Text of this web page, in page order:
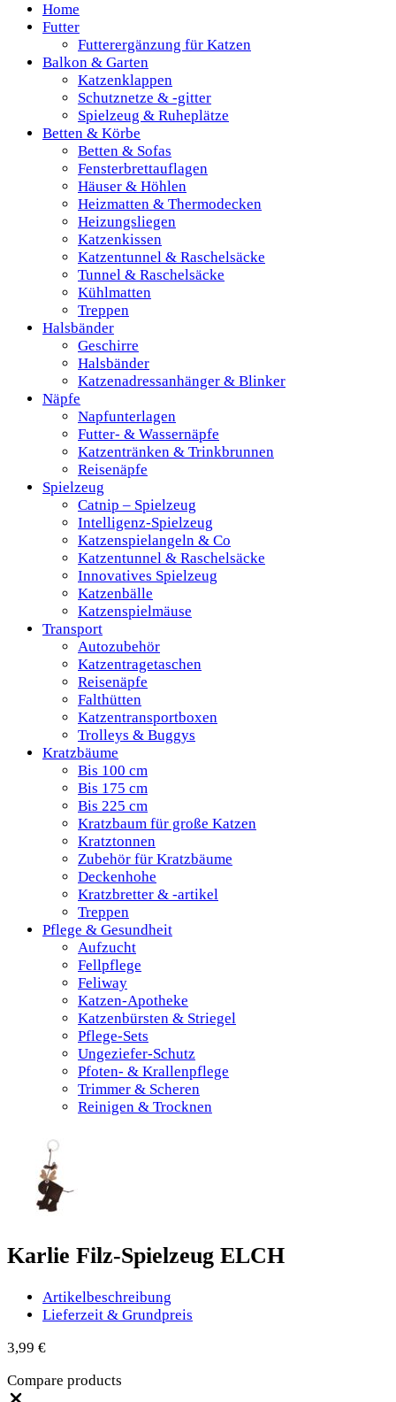
Home
Futter
Futterergänzung für Katzen
Balkon & Garten
Katzenklappen
Schutznetze & -gitter
Spielzeug & Ruheplätze
Betten & Körbe
Betten & Sofas
Fensterbrettauflagen
Häuser & Höhlen
Heizmatten & Thermodecken
Heizungsliegen
Katzenkissen
Katzentunnel & Raschelsäcke
Tunnel & Raschelsäcke
Kühlmatten
Treppen
Halsbänder
Geschirre
Halsbänder
Katzenadressanhänger & Blinker
Näpfe
Napfunterlagen
Futter- & Wassernäpfe
Katzentränken & Trinkbrunnen
Reisenäpfe
Spielzeug
Catnip – Spielzeug
Intelligenz-Spielzeug
Katzenspielangeln & Co
Katzentunnel & Raschelsäcke
Innovatives Spielzeug
Katzenbälle
Katzenspielmäuse
Transport
Autozubehör
Katzentragetaschen
Reisenäpfe
Falthütten
Katzentransportboxen
Trolleys & Buggys
Kratzbäume
Bis 100 cm
Bis 175 cm
Bis 225 cm
Kratzbaum für große Katzen
Kratztonnen
Zubehör für Kratzbäume
Deckenhohe
Kratzbretter & -artikel
Treppen
Pflege & Gesundheit
Aufzucht
Fellpflege
Feliway
Katzen-Apotheke
Katzenbürsten & Striegel
Pflege-Sets
Ungeziefer-Schutz
Pfoten- & Krallenpflege
Trimmer & Scheren
Reinigen & Trocknen
Karlie Filz-Spielzeug ELCH
Artikelbeschreibung
Lieferzeit & Grundpreis
3,99 €
Compare products